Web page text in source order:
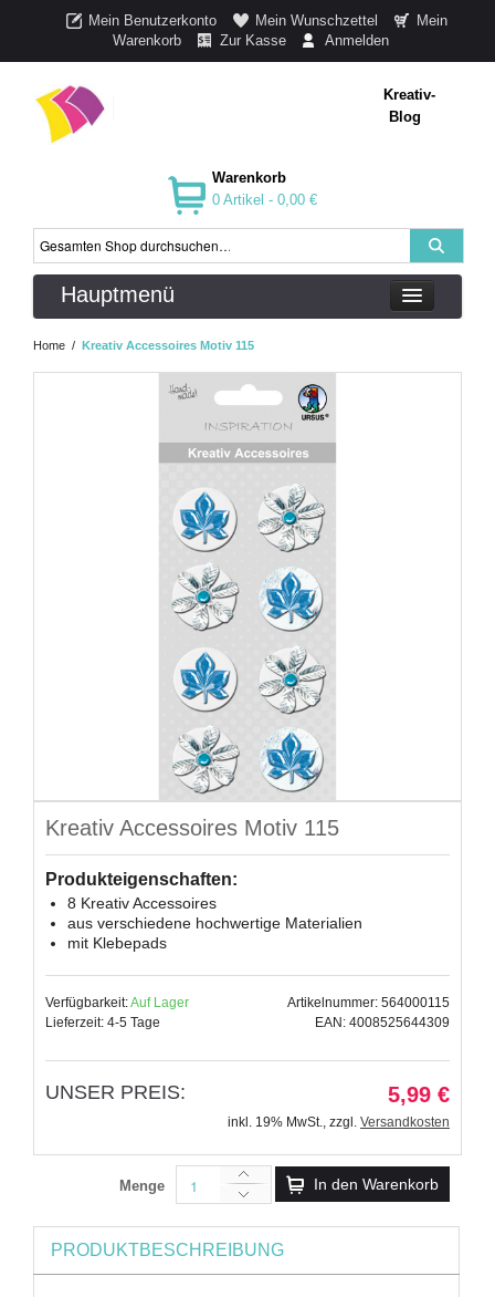
Mein Benutzerkonto Mein Wunschzettel
Mein
Warenkorb
Zur Kasse Anmelden
Kreativ-
Blog
Warenkorb
0 Artikel - 0,00 €
Hauptmenü
Home / Kreativ Accessoires Motiv 115
Kreativ Accessoires Motiv 115
Produkteigenschaften:
8 Kreativ Accessoires
aus verschiedene hochwertige Materialien
mit Klebepads
Verfügbarkeit:Auf Lager
Lieferzeit: 4-5 Tage
Artikelnummer: 564000115
EAN: 4008525644309
UNSER PREIS: 5,99 €
inkl. 19% MwSt., zzgl. Versandkosten
Menge In den Warenkorb
PRODUKTBESCHREIBUNG